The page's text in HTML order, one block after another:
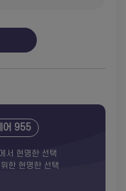
어 955
서 현명한 선택
한 현명한 선택